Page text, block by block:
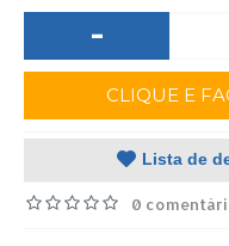
-
CLIQUE E
Lista de
0